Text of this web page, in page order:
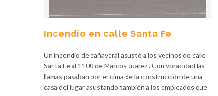
Incendio en calle Santa Fe
Un incendio de cañaveral asustó a los vecinos de calle
Santa Fe al 1100 de Marcos Juárez . Con voracidad las
llamas pasaban por encima de la construcción de una
casa del lugar asustando también a los empleados que